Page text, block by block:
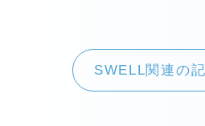
SWELL関連の